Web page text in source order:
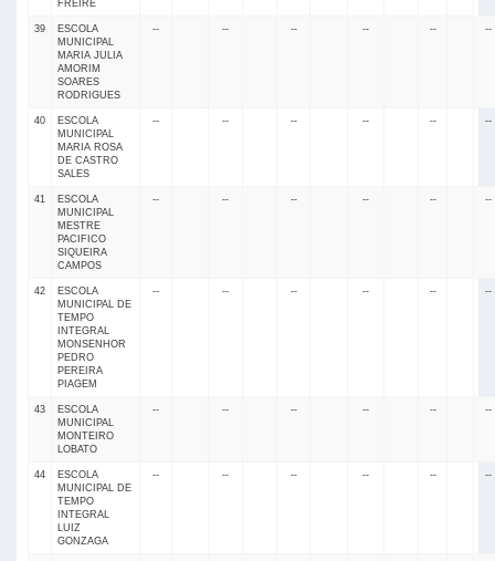
FREIRE
39
ESCOLA
MUNICIPAL
MARIA JULIA
AMORIM
SOARES
RODRIGUES
-- -- -- -- -- --
40
ESCOLA
MUNICIPAL
MARIA ROSA
DE CASTRO
SALES
-- -- -- -- -- --
41
ESCOLA
MUNICIPAL
MESTRE
PACIFICO
SIQUEIRA
CAMPOS
-- -- -- -- -- --
42
ESCOLA
MUNICIPAL DE
TEMPO
INTEGRAL
MONSENHOR
PEDRO
PEREIRA
PIAGEM
-- -- -- -- -- --
43
ESCOLA
MUNICIPAL
MONTEIRO
LOBATO
-- -- -- -- -- --
44
ESCOLA
MUNICIPAL DE
TEMPO
INTEGRAL
LUIZ
GONZAGA
-- -- -- -- -- --